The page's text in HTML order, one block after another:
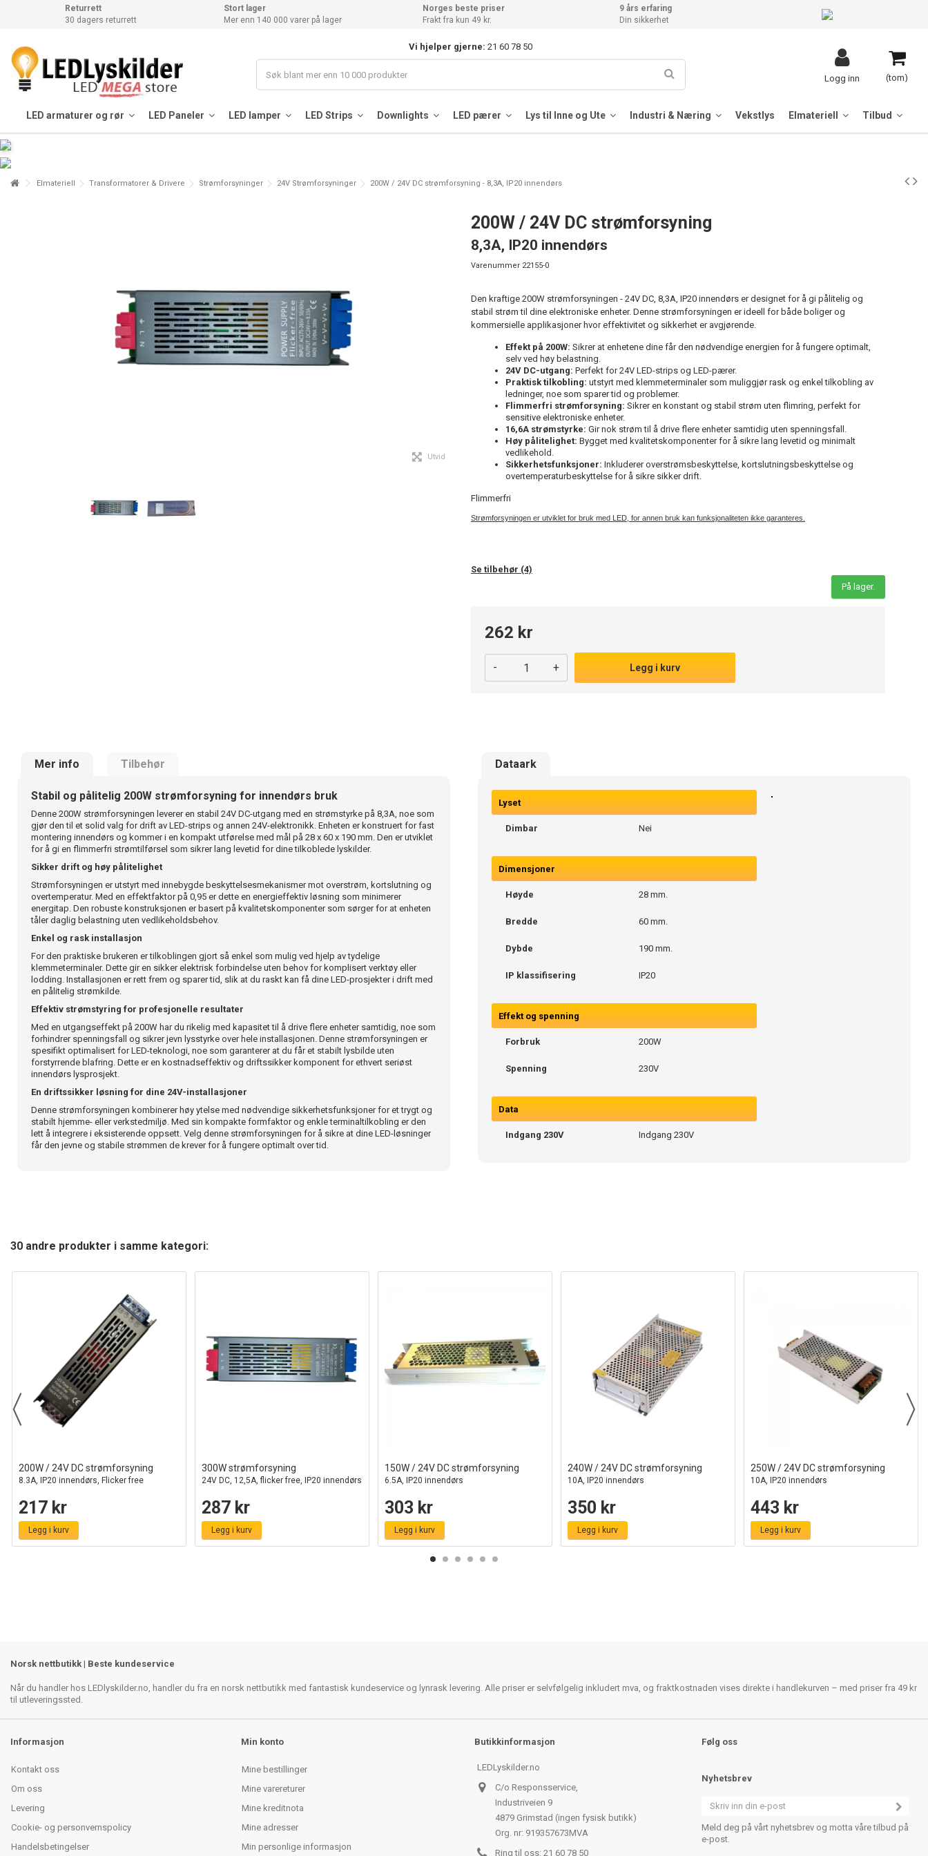
Returrett
30 dagers returrett
Stort lager
Mer enn 140 000 varer på lager
Norges beste priser
Frakt fra kun 49 kr.
9 års erfaring
Din sikkerhet
Vi hjelper gjerne: 21 60 78 50
(tom)
Logg inn
LED armaturer og rør LED Paneler LED lamper LED Strips Downlights LED pærer Lys til Inne og Ute Industri & Næring Vekstlys Elmateriell Tilbud
Elmateriell Transformatorer & Drivere Strømforsyninger 24V Strømforsyninger 200W / 24V DC strømforsyning - 8,3A, IP20 innendørs
Utvid
200W / 24V DC strømforsyning
8,3A, IP20 innendørs
Varenummer 22155-0
Den kraftige 200W strømforsyningen - 24V DC, 8,3A, IP20 innendørs er designet for å gi pålitelig og
stabil strøm til dine elektroniske enheter. Denne strømforsyningen er ideell for både boliger og
kommersielle applikasjoner hvor effektivitet og sikkerhet er avgjørende.
Effekt på 200W: Sikrer at enhetene dine får den nødvendige energien for å fungere optimalt,
selv ved høy belastning.
24V DC-utgang: Perfekt for 24V LED-strips og LED-pærer.
Praktisk tilkobling: utstyrt med klemmeterminaler som muliggjør rask og enkel tilkobling av
ledninger, noe som sparer tid og problemer.
Flimmerfri strømforsyning: Sikrer en konstant og stabil strøm uten flimring, perfekt for
sensitive elektroniske enheter.
16,6A strømstyrke: Gir nok strøm til å drive flere enheter samtidig uten spenningsfall.
Høy pålitelighet: Bygget med kvalitetskomponenter for å sikre lang levetid og minimalt
vedlikehold.
Sikkerhetsfunksjoner: Inkluderer overstrømsbeskyttelse, kortslutningsbeskyttelse og
overtemperaturbeskyttelse for å sikre sikker drift.
Flimmerfri
Strømforsyningen er utviklet for bruk med LED, for annen bruk kan funksjonaliteten ikke garanteres.
Se tilbehør (4)
På lager.
262 kr
- + Legg i kurv
Mer info Tilbehør Dataark
Stabil og pålitelig 200W strømforsyning for innendørs bruk
Denne 200W strømforsyningen leverer en stabil 24V DC-utgang med en strømstyrke på 8,3A, noe som
gjør den til et solid valg for drift av LED-strips og annen 24V-elektronikk. Enheten er konstruert for fast
montering innendørs og kommer i en kompakt utførelse med mål på 28 x 60 x 190 mm. Den er utviklet
for å gi en flimmerfri strømtilførsel som sikrer lang levetid for dine tilkoblede lyskilder.
Sikker drift og høy pålitelighet
Strømforsyningen er utstyrt med innebygde beskyttelsesmekanismer mot overstrøm, kortslutning og
overtemperatur. Med en effektfaktor på 0,95 er dette en energieffektiv løsning som minimerer
energitap. Den robuste konstruksjonen er basert på kvalitetskomponenter som sørger for at enheten
tåler daglig belastning uten vedlikeholdsbehov.
Enkel og rask installasjon
For den praktiske brukeren er tilkoblingen gjort så enkel som mulig ved hjelp av tydelige
klemmeterminaler. Dette gir en sikker elektrisk forbindelse uten behov for komplisert verktøy eller
lodding. Installasjonen er rett frem og sparer tid, slik at du raskt kan få dine LED-prosjekter i drift med
en pålitelig strømkilde.
Effektiv strømstyring for profesjonelle resultater
Med en utgangseffekt på 200W har du rikelig med kapasitet til å drive flere enheter samtidig, noe som
forhindrer spenningsfall og sikrer jevn lysstyrke over hele installasjonen. Denne strømforsyningen er
spesifikt optimalisert for LED-teknologi, noe som garanterer at du får et stabilt lysbilde uten
forstyrrende blafring. Dette er en kostnadseffektiv og driftssikker komponent for ethvert seriøst
innendørs lysprosjekt.
En driftssikker løsning for dine 24V-installasjoner
Denne strømforsyningen kombinerer høy ytelse med nødvendige sikkerhetsfunksjoner for et trygt og
stabilt hjemme- eller verkstedmiljø. Med sin kompakte formfaktor og enkle terminaltilkobling er den
lett å integrere i eksisterende oppsett. Velg denne strømforsyningen for å sikre at dine LED-løsninger
får den jevne og stabile strømmen de krever for å fungere optimalt over tid.
Lyset
Dimbar Nei
Dimensjoner
Høyde 28 mm.
Bredde 60 mm.
Dybde 190 mm.
IP klassifisering IP20
Effekt og spenning
Forbruk 200W
Spenning 230V
Data
Indgang 230V Indgang 230V
30 andre produkter i samme kategori:
200W / 24V DC strømforsyning
8.3A, IP20 innendørs, Flicker free
217 kr
Legg i kurv
300W strømforsyning
24V DC, 12,5A, flicker free, IP20 innendørs
287 kr
Legg i kurv
150W / 24V DC strømforsyning
6.5A, IP20 innendørs
303 kr
Legg i kurv
240W / 24V DC strømforsyning
10A, IP20 innendørs
350 kr
Legg i kurv
250W / 24V DC strømforsyning
10A, IP20 innendørs
443 kr
Legg i kurv
Norsk nettbutikk | Beste kundeservice
Når du handler hos LEDlyskilder.no, handler du fra en norsk nettbutikk med fantastisk kundeservice og lynrask levering. Alle priser er selvfølgelig inkludert mva, og fraktkostnaden vises direkte i handlekurven – med priser fra 49 kr
til utleveringssted.
Informasjon
Kontakt oss
Om oss
Levering
Cookie- og personvernspolicy
Handelsbetingelser
Min konto
Mine bestillinger
Mine varereturer
Mine kreditnota
Mine adresser
Min personlige informasjon
Butikkinformasjon
LEDLyskilder.no
C/o Responsservice,
Industriveien 9
4879 Grimstad (ingen fysisk butikk)
Org. nr: 919357673MVA
Ring til oss: 21 60 78 50
Følg oss
Nyhetsbrev
Meld deg på vårt nyhetsbrev og motta våre tilbud på
e-post.